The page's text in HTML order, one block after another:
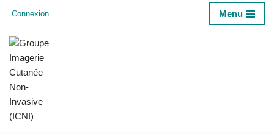
au
contenu
Connexion Menu